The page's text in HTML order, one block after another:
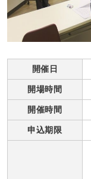
開催日
開場時間
開催時間
申込期限